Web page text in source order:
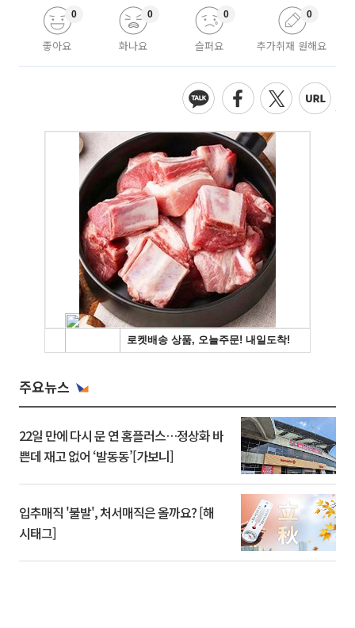
좋아요
0
화나요
0
슬퍼요
0
추가취재 원해요
0
주요뉴스
22일 만에 다시 문 연 홈플러스…정상화 바
쁜데 재고 없어 ‘발동동’[가보니]
입추매직 '불발', 처서매직은 올까요? [해
시태그]